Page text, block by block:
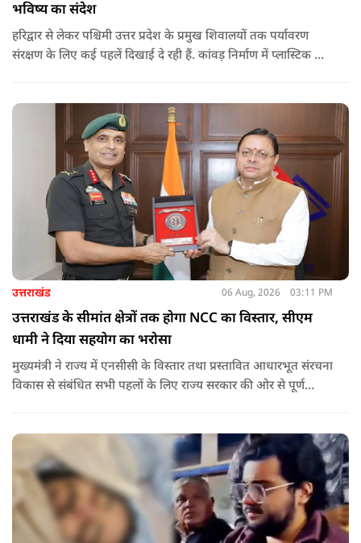
भविष्य का संदेश
हरिद्वार से लेकर पश्चिमी उत्तर प्रदेश के प्रमुख शिवालयों तक पर्यावरण
संरक्षण के लिए कई पहलें दिखाई दे रही हैं. कांवड़ निर्माण में प्लास्टिक के
पत्तियों का पृथक संग्रह किया जाएगा.
उत्तराखंड 06 Aug, 2026 03:11 PM
उत्तराखंड के सीमांत क्षेत्रों तक होगा NCC का विस्तार, सीएम
धामी ने दिया सहयोग का भरोसा
मुख्यमंत्री ने राज्य में एनसीसी के विस्तार तथा प्रस्तावित आधारभूत संरचना
विकास से संबंधित सभी पहलों के लिए राज्य सरकार की ओर से पूर्ण